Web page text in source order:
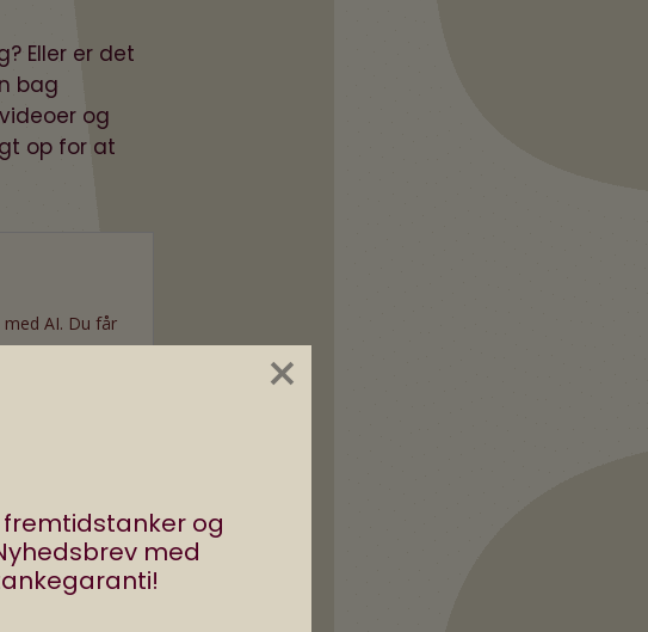
og
med
×
Eller er det
bag
og
op for at